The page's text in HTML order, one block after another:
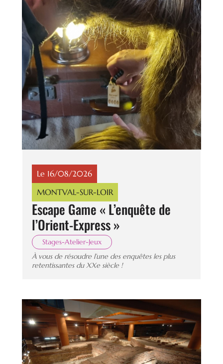
Le 16/08/2026
MONTVAL-SUR-LOIR
Escape Game « L’enquête de
l’Orient-Express »
Stages-Atelier-Jeux
À vous de résoudre l’une des enquêtes les plus
retentissantes du XXe siècle !